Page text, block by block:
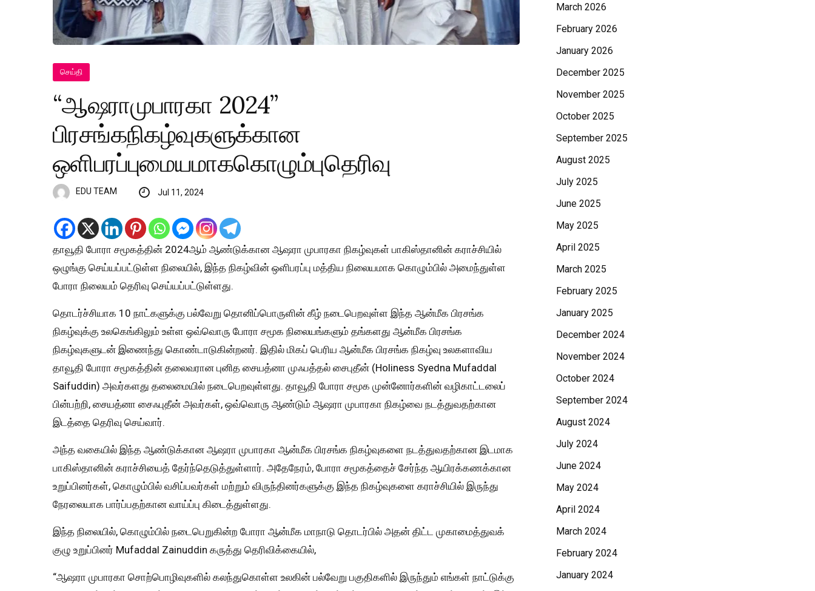
செய்தி
“ஆஷராமுபாரகா 2024”
பிரசங்கநிகழ்வுகளுக்கான
ஒளிபரப்புமையமாககொழும்புதெரிவு
EDU TEAM Jul 11, 2024
தாவூதி போரா சமூகத்தின் 2024ஆம் ஆண்டுக்கான ஆஷரா முபாரகா நிகழ்வுகள் பாகிஸ்தானின் கராச்சியில்
ஒழுங்கு செய்யப்பட்டுள்ள நிலையில், இந்த நிகழ்வின் ஒளிபரப்பு மத்திய நிலையமாக கொழும்பில் அமைந்துள்ள
போரா நிலையம் தெரிவு செய்யப்பட்டுள்ளது.
தொடர்ச்சியாக 10 நாட்களுக்கு பல்வேறு தொனிப்பொருளின் கீழ் நடைபெறவுள்ள இந்த ஆன்மீக பிரசங்க
நிகழ்வுக்கு உலகெங்கிலும் உள்ள ஒவ்வொரு போரா சமூக நிலையங்களும் தங்களது ஆன்மீக பிரசங்க
நிகழ்வுகளுடன் இணைந்து கொண்டாடுகின்றனர். இதில் மிகப் பெரிய ஆன்மீக பிரசங்க நிகழ்வு உலகளாவிய
தாவூதி போரா சமூகத்தின் தலைவரான புனித சையத்னா முஃபத்தல் சைபுதீன் (Holiness Syedna Mufaddal
Saifuddin) அவர்களது தலைமையில் நடைபெறவுள்ளது. தாவூதி போரா சமூக முன்னோர்களின் வழிகாட்டலைப்
பின்பற்றி, சையத்னா சைஃபுதீன் அவர்கள், ஒவ்வொரு ஆண்டும் ஆஷரா முபாரகா நிகழ்வை நடத்துவதற்கான
இடத்தை தெரிவு செய்வார்.
அந்த வகையில் இந்த ஆண்டுக்கான ஆஷரா முபாரகா ஆன்மீக பிரசங்க நிகழ்வுகளை நடத்துவதற்கான இடமாக
பாகிஸ்தானின் கராச்சியைத் தேர்ந்தெடுத்துள்ளார். அதேநேரம், போரா சமூகத்தைச் சேர்ந்த ஆயிரக்கணக்கான
உறுப்பினர்கள், கொழும்பில் வசிப்பவர்கள் மற்றும் விருந்தினர்களுக்கு இந்த நிகழ்வுகளை கராச்சியில் இருந்து
நேரலையாக பார்ப்பதற்கான வாய்ப்பு கிடைத்துள்ளது.
இந்த நிலையில், கொழும்பில் நடைபெறுகின்ற போரா ஆன்மீக மாநாடு தொடர்பில் அதன் திட்ட முகாமைத்துவக்
குழு உறுப்பினர் Mufaddal Zainuddin கருத்து தெரிவிக்கையில்,
“ஆஷரா முபாரகா சொற்பொழிவுகளில் கலந்துகொள்ள உலகின் பல்வேறு பகுதிகளில் இருந்தும் எங்கள் நாட்டுக்கு
March 2026
February 2026
January 2026
December 2025
November 2025
October 2025
September 2025
August 2025
July 2025
June 2025
May 2025
April 2025
March 2025
February 2025
January 2025
December 2024
November 2024
October 2024
September 2024
August 2024
July 2024
June 2024
May 2024
April 2024
March 2024
February 2024
January 2024